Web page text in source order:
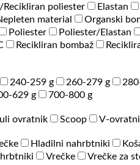
Recikliran poliester Elastan
material Organski
Poliester Poliester/Elastan
Recikliran bombaž
240-259 g 260-279 g
629 g
700-800 g
ovratnik Scoop
V-
Hladilni nahrbtniki
Vrečke
Vrečke za